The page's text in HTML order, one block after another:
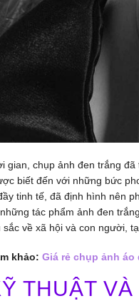
gian, chụp ảnh đen trắng
biết đến với những bức
tinh tế, đã định hình nên
tác phẩm ảnh đen
sắc về xã hội và con người,
khảo: Giá rẻ chụp ảnh áo
THUẬT